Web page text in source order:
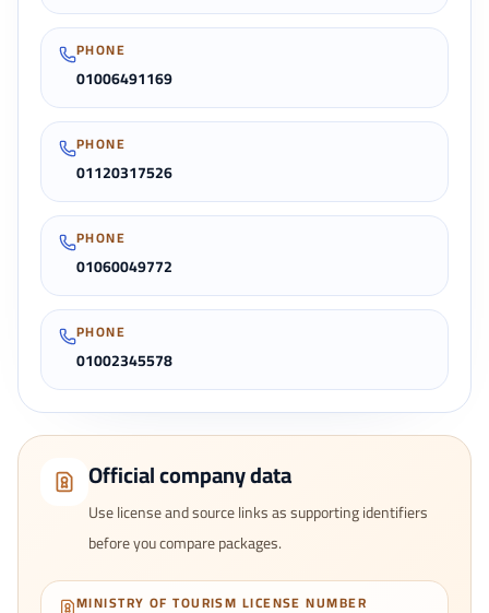
PHONE
01006491169
PHONE
01120317526
PHONE
01060049772
PHONE
01002345578
Official company data
Use license and source links as supporting identifiers
before you compare packages.
MINISTRY OF TOURISM LICENSE NUMBER